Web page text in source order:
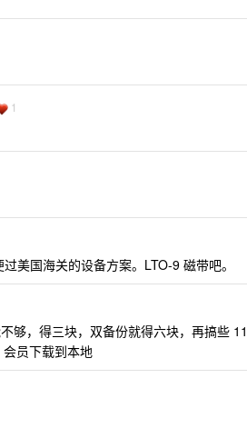
1
美国海关的设备方案。LTO-9 磁带吧。
够，得三块，双备份就得六块，再搞些
员下载到本地